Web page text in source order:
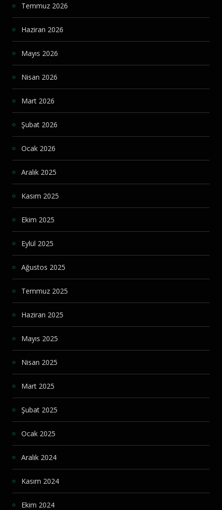
Temmuz 2026
Haziran 2026
Mayıs 2026
Nisan 2026
Mart 2026
Şubat 2026
Ocak 2026
Aralık 2025
Kasım 2025
Ekim 2025
Eylül 2025
Ağustos 2025
Temmuz 2025
Haziran 2025
Mayıs 2025
Nisan 2025
Mart 2025
Şubat 2025
Ocak 2025
Aralık 2024
Kasım 2024
Ekim 2024